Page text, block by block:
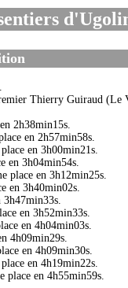
Thierry Guiraud (Le
2h38min15s.
en 2h57min58s.
en 3h00min21s.
en 3h04min54s.
place en 3h12min25s.
en 3h40min02s.
3h47min33s.
en 3h52min33s.
en 4h04min03s.
4h09min29s.
en 4h09min30s.
en 4h19min22s.
place en 4h55min59s.